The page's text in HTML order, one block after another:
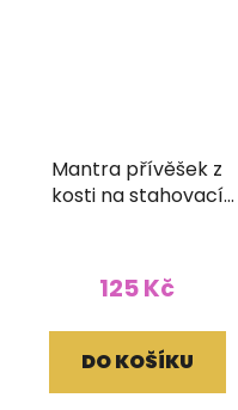
Mantra přívěšek z
kosti na stahovací
125 Kč
DO KOŠÍKU